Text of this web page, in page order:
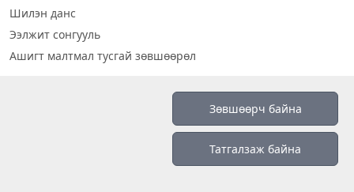
Шилэн данс
Ээлжит сонгууль
Ашигт малтмал тусгай зөвшөөрөл
Зөвшөөрч байна
Татгалзаж байна